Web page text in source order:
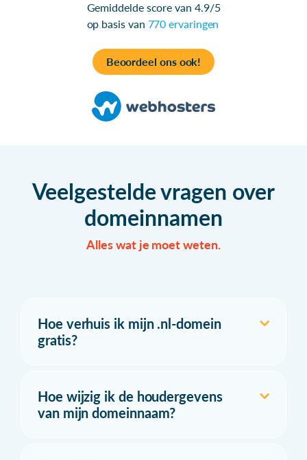
Gemiddelde score van 4.9/5
op basis van 770 ervaringen
Beoordeel ons ook!
Veelgestelde vragen over
domeinnamen
Alles wat je moet weten.
Hoe verhuis ik mijn .nl-domein
gratis?
Hoe wijzig ik de houdergevens
van mijn domeinnaam?